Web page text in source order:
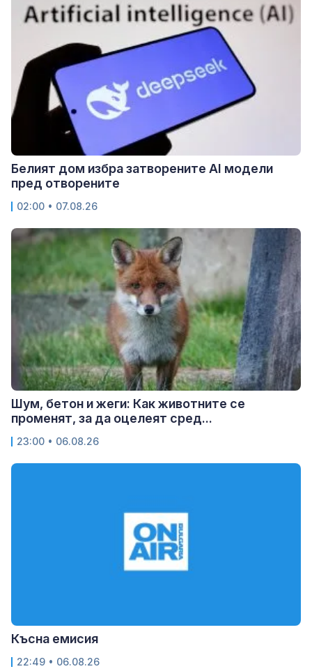
Белият дом избра затворените AI модели
пред отворените
02:00 • 07.08.26
Шум, бетон и жеги: Как животните се
променят, за да оцелеят сред...
23:00 • 06.08.26
Късна емисия
22:49 • 06.08.26